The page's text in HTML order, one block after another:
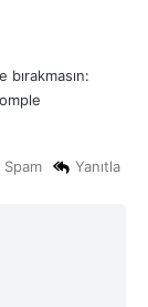
Yanıtla
Spam